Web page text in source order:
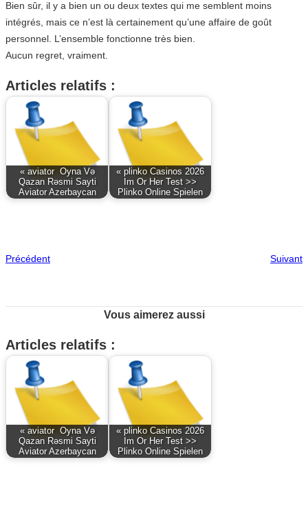
Bien sûr, il y a bien un ou deux textes qui me semblent moins
intégrés, mais ce n’est là certainement qu’une affaire de goût
personnel. L’ensemble fonctionne très bien.
Aucun regret, vraiment.
Articles relatifs :
« aviator ️ Oyna Və
Qazan Rəsmi Sayti
Aviator Azerbaycan
« plinko Casinos 2026
Im Or Her Test >>
Plinko Online Spielen
Précédent Suivant
Vous aimerez aussi
Articles relatifs :
« aviator ️ Oyna Və
Qazan Rəsmi Sayti
Aviator Azerbaycan
« plinko Casinos 2026
Im Or Her Test >>
Plinko Online Spielen